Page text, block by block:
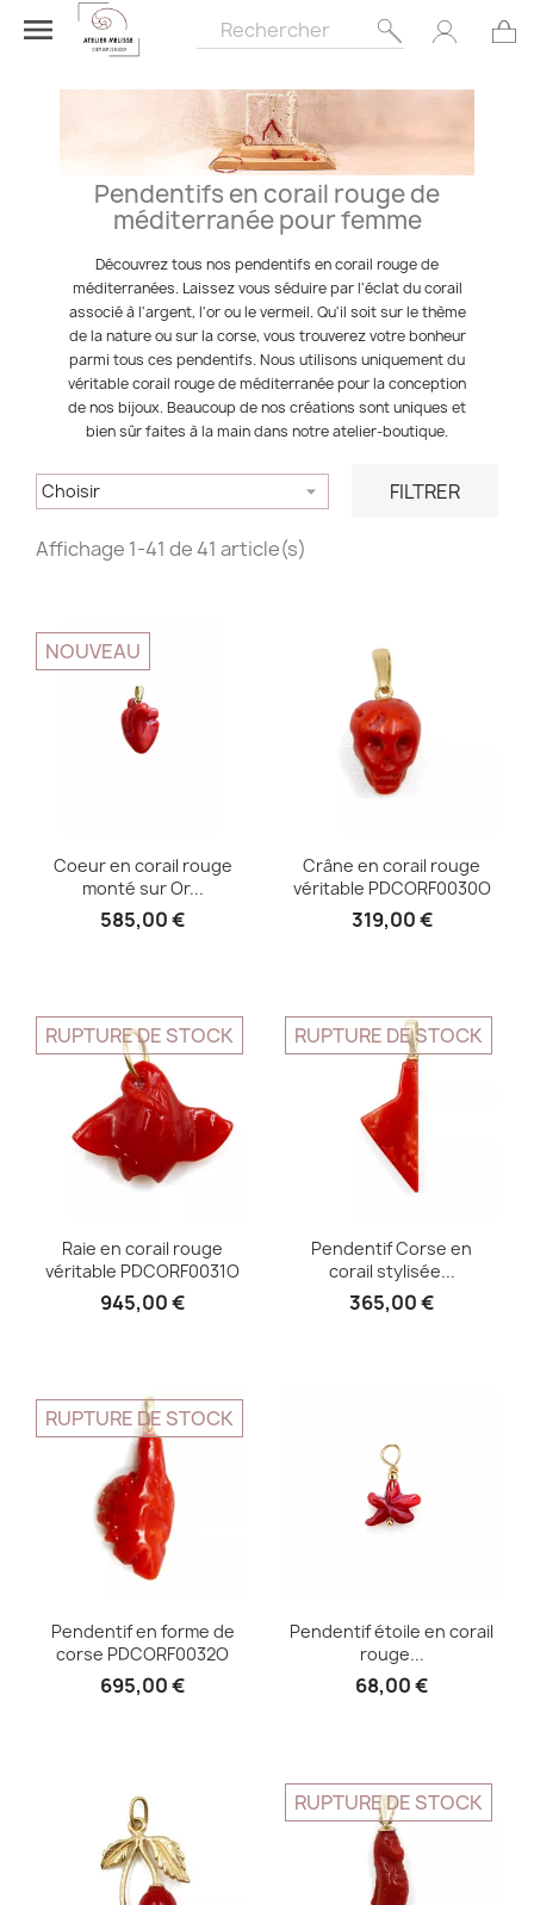

Pendentifs en corail rouge de
méditerranée pour femme
Découvrez tous nos pendentifs en corail rouge de
méditerranées. Laissez vous séduire par l'éclat du corail
associé à l'argent, l'or ou le vermeil. Qu'il soit sur le thème
de la nature ou sur la corse, vous trouverez votre bonheur
parmi tous ces pendentifs. Nous utilisons uniquement du
véritable corail rouge de méditerranée pour la conception
de nos bijoux. Beaucoup de nos créations sont uniques et
bien sûr faites à la main dans notre atelier-boutique.
Choisir  FILTRER
Affichage 1-41 de 41 article(s)
Coeur en corail rouge
monté sur Or...
585,00 €
NOUVEAU
Crâne en corail rouge
véritable PDCORF0030O
319,00 €
Raie en corail rouge
véritable PDCORF0031O
945,00 €
RUPTURE DE STOCK
Pendentif Corse en
corail stylisée...
365,00 €
RUPTURE DE STOCK
Pendentif en forme de
corse PDCORF0032O
695,00 €
RUPTURE DE STOCK
Pendentif étoile en corail
rouge...
68,00 €
RUPTURE DE STOCK